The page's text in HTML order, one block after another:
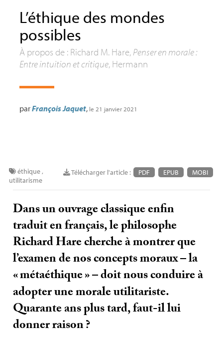
L’éthique des mondes
possibles
À propos de : Richard M. Hare, Penser en morale :
Entre intuition et critique, Hermann
parFrançois Jaquet, le 21 janvier 2021
Télécharger l'article : PDF EPUB MOBI
éthique,
utilitarisme
Dans un ouvrage classique enfin
traduit en français, le philosophe
Richard Hare cherche à montrer que
l’examen de nos concepts moraux – la
«métaéthique» – doit nous conduire à
adopter une morale utilitariste.
Quarante ans plus tard, faut-il lui
donner raison?